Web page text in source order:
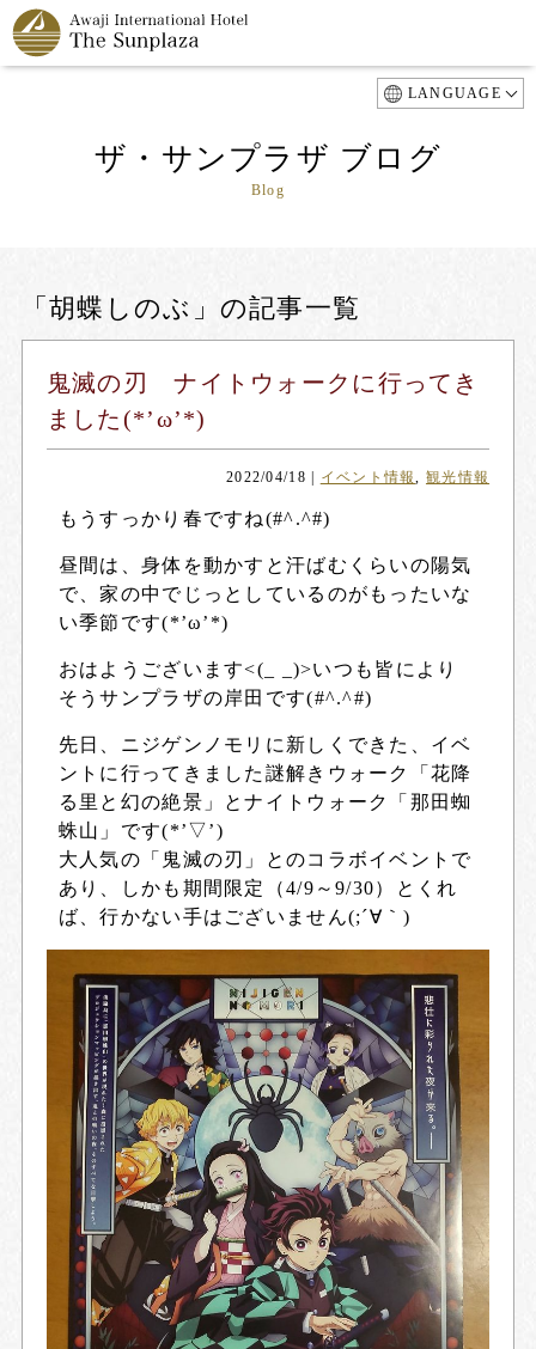
LANGUAGE
ザ・サンプラザ ブログ
Blog
「胡蝶しのぶ」の記事一覧
鬼滅の刃 ナイトウォークに行ってき
ました(*’ω’*)
2022/04/18 イベント情報, 観光情報
もうすっかり春ですね(#^.^#)
昼間は、身体を動かすと汗ばむくらいの陽気
で、家の中でじっとしているのがもったいな
い季節です(*’ω’*)
おはようございます<(_ _)>いつも皆により
そうサンプラザの岸田です(#^.^#)
先日、ニジゲンノモリに新しくできた、イベ
ントに行ってきました謎解きウォーク「花降
る里と幻の絶景」とナイトウォーク「那田蜘
蛛山」です(*’▽’)
大人気の「鬼滅の刃」とのコラボイベントで
あり、しかも期間限定（4/9～9/30）とくれ
ば、行かない手はございません(;´∀｀)